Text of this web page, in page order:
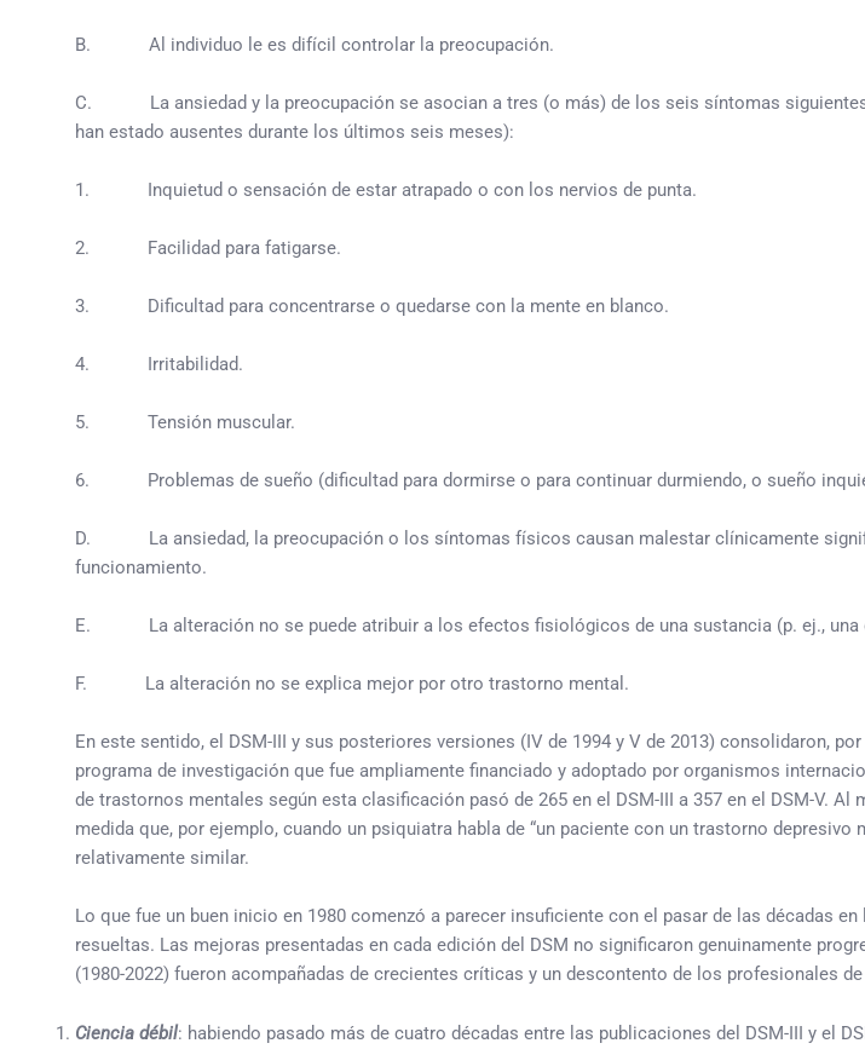
B. Al individuo le es difícil controlar la preocupación.
C. La ansiedad y la preocupación se asocian a tres (o más) de los seis síntomas siguientes
han estado ausen­tes durante los últimos seis meses):
1. Inquietud o sensación de estar atrapado o con los nervios de punta.
2. Facilidad para fatigarse.
3. Dificultad para concentrarse o quedarse con la mente en blanco.
4. Irritabilidad.
5. Tensión muscular.
6. Problemas de sueño (dificultad para dormirse o para continuar durmiendo, o sueño
D. La ansiedad, la preocupación o los síntomas físicos causan malestar clínicamente
funcionamiento.
E. La alteración no se puede atribuir a los efectos fisiológicos de una sustancia (p. ej., una
F. La alteración no se explica mejor por otro trastorno mental.
En este sentido, el DSM-III y sus posteriores versiones (IV de 1994 y V de 2013) consolidaron,
programa de investigación que fue ampliamente financiado y adoptado por organismos
de trastornos mentales según esta clasificación pasó de 265 en el DSM-III a 357 en el DSM-V.
medida que, por ejemplo, cuando un psiquiatra habla de “un paciente con un trastorno
relativamente similar.
Lo que fue un buen inicio en 1980 comenzó a parecer insuficiente con el pasar de las décadas
resueltas. Las mejoras presentadas en cada edición del DSM no significaron genuinamente
(1980-2022) fueron acompañadas de crecientes críticas y un descontento de los profesionales
Ciencia débil: habiendo pasado más de cuatro décadas entre las publicaciones del DSM-III y el